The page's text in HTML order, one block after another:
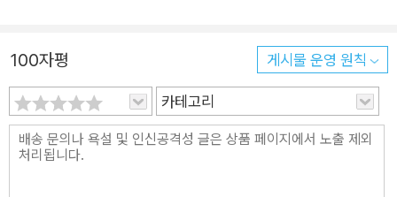
을 놓치지 않는다. 배경처럼 숨어 있던 존재들이 『내가 왔다』에서
는 모두 주인공이다. 장미 다발을 들고 비닐하우스에서 나오던 팜
티마이 아줌마 수학 문제를 설명하던 6학년 2반 이서연 선생님
서류 가방 들고 걸어가던 김유성 아저씨 마을버스를 운전하던 박
미양 기사님 모두들 일하다 잠시 멈춰 서서 먼 데 하늘을 보는 11
100자평 게시물 운영 원칙
카테고리